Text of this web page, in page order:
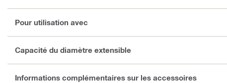
Pour utilisation avec
Capacité du diamètre extensible
Informations complémentaires sur les accessoires